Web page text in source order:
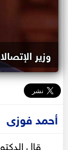
وزير
أحمد فوزى
قال